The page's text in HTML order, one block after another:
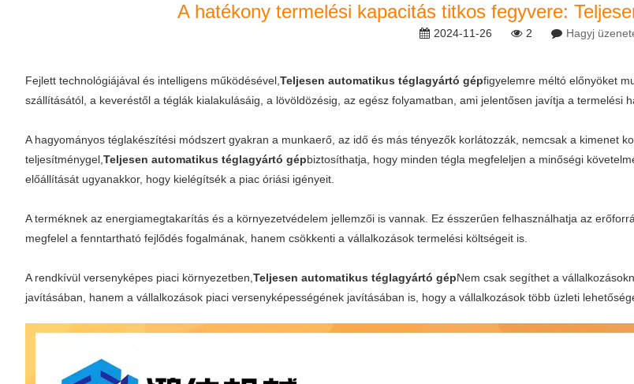
A hatékony termelési kapacitás titkos fegyvere:
2024-11-26 2 Hagyj
Fejlett technológiájával és intelligens működésével, Teljesen automatikus téglagyártó gépfigyelemre méltó előnyöket
szállításától, a keveréstől a téglák kialakulásáig, a lövöldözésig, az egész folyamatban, ami jelentősen javítja a termelési
A hagyományos téglakészítési módszert gyakran a munkaerő, az idő és más tényezők korlátozzák, nemcsak a kimenet
teljesítménygel, Teljesen automatikus téglagyártó gépbiztosíthatja, hogy minden tégla megfeleljen a minőségi
előállítását ugyanakkor, hogy kielégítsék a piac óriási igényeit.
A terméknek az energiamegtakarítás és a környezetvédelem jellemzői is vannak. Ez ésszerűen felhasználhatja az
megfelel a fenntartható fejlődés fogalmának, hanem csökkenti a vállalkozások termelési költségeit is.
A rendkívül versenyképes piaci környezetben, Teljesen automatikus téglagyártó gépNem csak segíthet a
javításában, hanem a vállalkozások piaci versenyképességének javításában is, hogy a vállalkozások több üzleti